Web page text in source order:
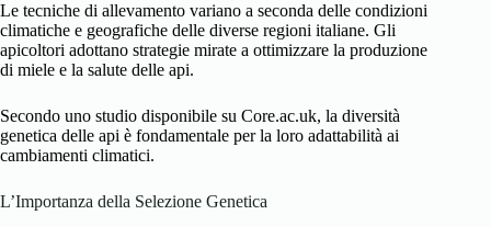
Le tecniche di allevamento variano a seconda delle condizioni
climatiche e geografiche delle diverse regioni italiane. Gli
apicoltori adottano strategie mirate a ottimizzare la produzione
di miele e la salute delle api.
Secondo uno studio disponibile su Core.ac.uk, la diversità
genetica delle api è fondamentale per la loro adattabilità ai
cambiamenti climatici.
L’Importanza della Selezione Genetica